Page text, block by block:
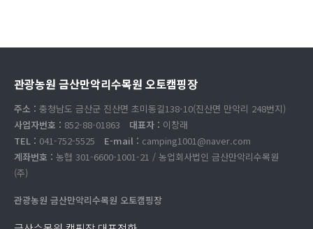
관광농원 금산만악리수목원 오토캠핑장
주소 : 충청남도 금산군 진산면 초미동길138-10(진산면 만악리 248번지)
사업자번호 : 852-88-01863 대표자 : 이창래
TEL : 041-752-5525 E-mail : camping1001@naver.com
계좌번호 : 농협 301-6600-1001-21 / 농업회사법인 금산만악리수목원
(주)
관광농원 금산만악리수목원 오토캠핑장